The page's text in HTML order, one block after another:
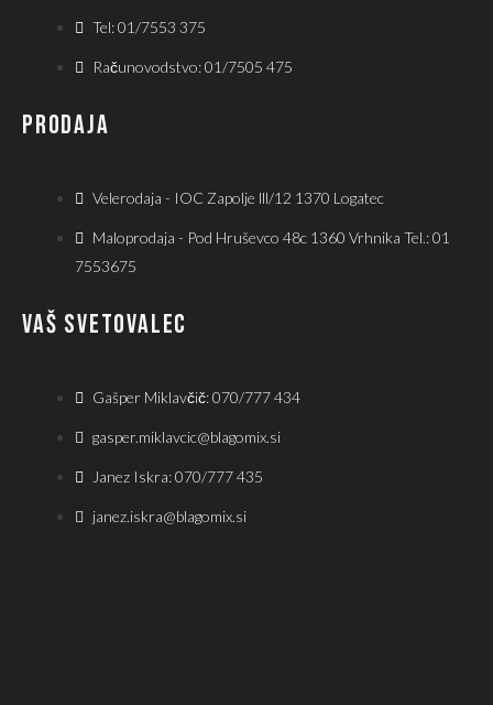
Tel: 01/7553 375
Računovodstvo: 01/7505 475
PRODAJA
Velerodaja - IOC Zapolje lll/12 1370 Logatec
Maloprodaja - Pod Hruševco 48c 1360 Vrhnika Tel.: 01
7553675
VAŠ SVETOVALEC
Gašper Miklavčič: 070/777 434
gasper.miklavcic@blagomix.si
Janez Iskra: 070/777 435
janez.iskra@blagomix.si